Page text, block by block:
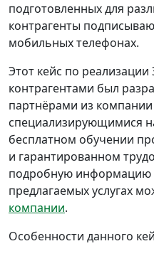
подготовленных для
контрагенты
мобильных телефонах.
Этот кейс по
контрагентами был
партнёрами из компании
специализирующимися
бесплатном обучении
и гарантированном
подробную информацию
предлагаемых услугах
компании.
Особенности данного